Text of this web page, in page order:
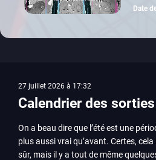
Date
27 juillet 2026 à 17:32
Calendrier des
On a beau dire que l’été est une
plus aussi vrai qu’avant. Certes,
sûr, mais il y a tout de même